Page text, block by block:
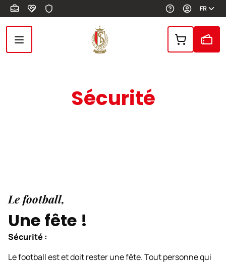
Aller au contenu principal FR
Sécurité
Le football,
Une fête !
Sécurité :
Le football est et doit rester une fête. Tout personne qui